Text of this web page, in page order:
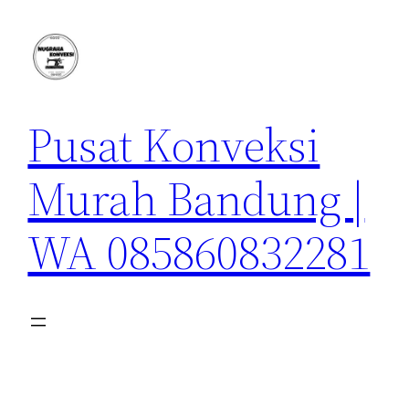
konten
Pusat Konveksi
Murah Bandung |
WA 085860832281